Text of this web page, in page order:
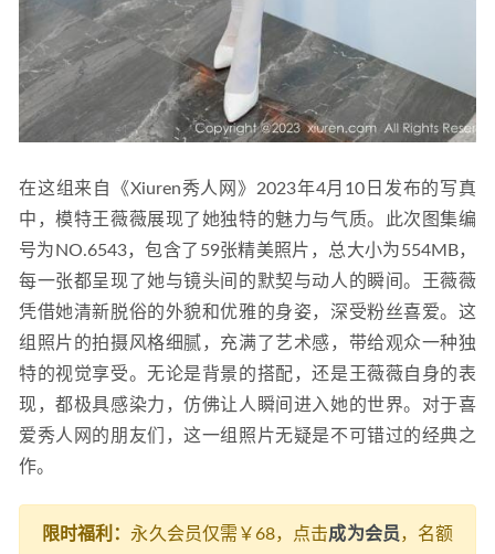
在这组来自《Xiuren秀人网》2023年4月10日发布的写真
中，模特王薇薇展现了她独特的魅力与气质。此次图集编
号为NO.6543，包含了59张精美照片，总大小为554MB，
每一张都呈现了她与镜头间的默契与动人的瞬间。王薇薇
凭借她清新脱俗的外貌和优雅的身姿，深受粉丝喜爱。这
组照片的拍摄风格细腻，充满了艺术感，带给观众一种独
特的视觉享受。无论是背景的搭配，还是王薇薇自身的表
现，都极具感染力，仿佛让人瞬间进入她的世界。对于喜
爱秀人网的朋友们，这一组照片无疑是不可错过的经典之
作。
限时福利： 永久会员仅需￥68，点击成为会员，名额